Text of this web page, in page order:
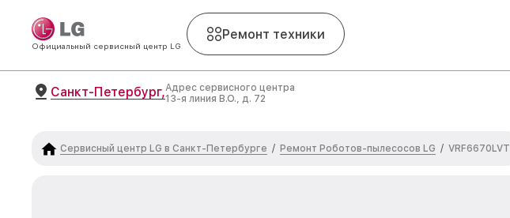
Официальный сервисный центр LG
Ремонт техники
Санкт-Петербург,Адрес сервисного центра
13-я линия В.О., д. 72
Сервисный центр LG в Санкт-Петербурге / Ремонт Роботов-пылесосов LG / VRF6670LVT